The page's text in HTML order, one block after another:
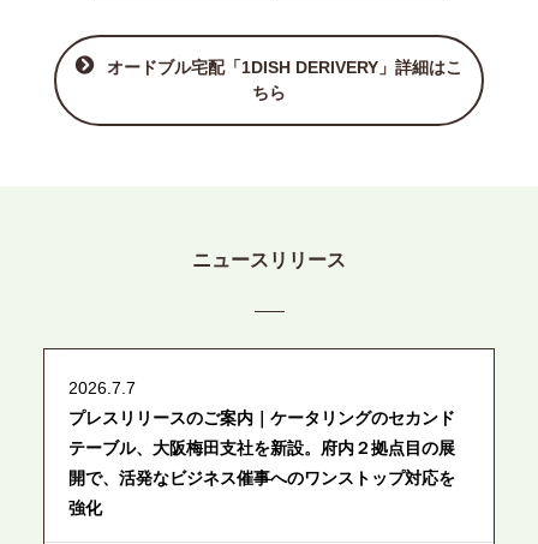
オードブル宅配「1DISH DERIVERY」詳細はこ
ちら
ニュースリリース
2026.7.7
プレスリリースのご案内｜ケータリングのセカンド
テーブル、大阪梅田支社を新設。府内２拠点目の展
開で、活発なビジネス催事へのワンストップ対応を
強化